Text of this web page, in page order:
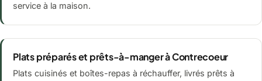
service à la maison.
Plats préparés et prêts-à-manger à Contrecoeur
Plats cuisinés et boîtes-repas à réchauffer, livrés prêts à